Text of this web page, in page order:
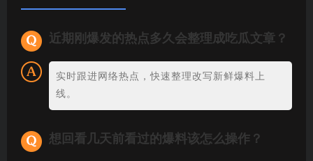
近期刚爆发的热点多久会整理成吃瓜文章？
实时跟进网络热点，快速整理改写新鲜爆料上
线。
想回看几天前看过的爆料该怎么操作？